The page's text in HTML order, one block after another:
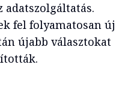
fel folyamatosan új
újabb választokat